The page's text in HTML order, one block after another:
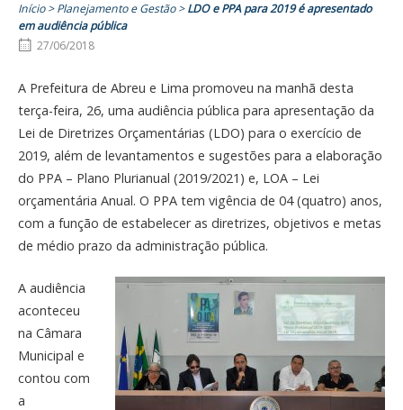
Início>Planejamento e Gestão>LDO e PPA para 2019 é apresentado
em audiência pública
27/06/2018
A Prefeitura de Abreu e Lima promoveu na manhã desta
terça-feira, 26, uma audiência pública para apresentação da
Lei de Diretrizes Orçamentárias (LDO) para o exercício de
2019, além de levantamentos e sugestões para a elaboração
do PPA – Plano Plurianual (2019/2021) e, LOA – Lei
orçamentária Anual. O PPA tem vigência de 04 (quatro) anos,
com a função de estabelecer as diretrizes, objetivos e metas
de médio prazo da administração pública.
A audiência
aconteceu
na Câmara
Municipal e
contou com
a